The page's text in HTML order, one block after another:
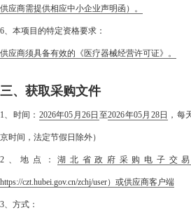
供应商需提供相应中小企业声明函）。
6、本项目的特定资格要求：
供应商须具备有效的《医疗器械经营许可证》。
三、获取采购文件
1、时间： 2026年05月26日 至2026年05月28日 ，每
京时间，法定节假日除外）
2、地点：湖北省政府采购电子交
https://czt.hubei.gov.cn/zchj/user）或供应商客户端
3、方式：